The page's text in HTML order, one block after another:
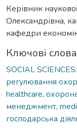
Керівник
Олександрівна,
кафедри
Ключові слова
SOCIAL
регулювання
healthcare,
менеджмент,
господарська